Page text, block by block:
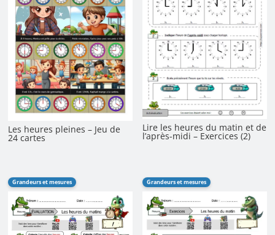
Les heures pleines – Jeu de
24 cartes
Lire les heures du matin et de
l’après-midi – Exercices (2)
Grandeurs et mesures Grandeurs et mesures